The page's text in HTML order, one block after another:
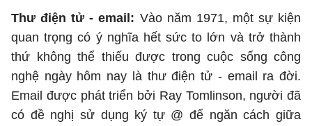
Thư điện tử - email: Vào năm 1971, một sự kiện
quan trọng có ý nghĩa hết sức to lớn và trở thành
thứ không thể thiếu được trong cuộc sống công
nghệ ngày hôm nay là thư điện tử - email ra đời.
Email được phát triển bởi Ray Tomlinson, người đã
có đề nghị sử dụng ký tự @ để ngăn cách giữa